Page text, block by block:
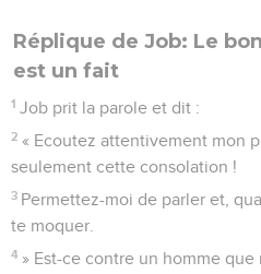
Réplique de Job: Le
est un fait
1 Job prit la parole et dit :
2 « Ecoutez attentivement mon
seulement cette consolation !
3 Permettez-moi de parler et,
te moquer.
4 » Est-ce contre un homme